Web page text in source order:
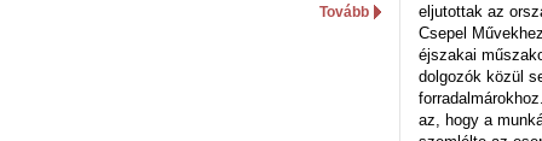
Tovább
eljutottak az
Csepel
éjszakai
dolgozók közül
az, hogy a